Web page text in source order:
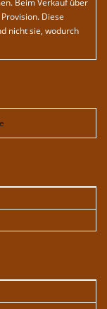
Diese
nicht sie, wodurch